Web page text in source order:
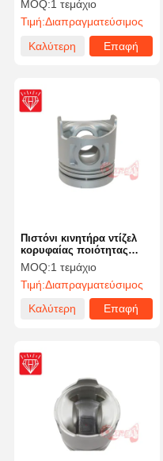
Komatsu 4D95
MOQ:1 τεμάχιο
Τιμή:Διαπραγματεύσιμος
Καλύτερη
Επαφή
Πιστόνι κινητήρα ντίζελ
κορυφαίας ποιότητας
ME088990 για Mitsubishi
6D34
MOQ:1 τεμάχιο
Τιμή:Διαπραγματεύσιμος
Καλύτερη
Επαφή